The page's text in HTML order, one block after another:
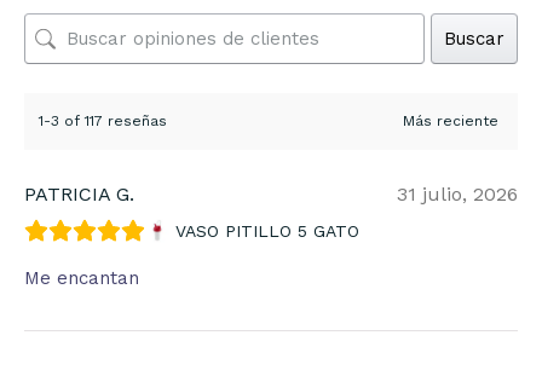
Buscar
1-3 of 117 reseñas
PATRICIA G. 31 julio, 2026
VASO PITILLO 5 GATO
Me encantan